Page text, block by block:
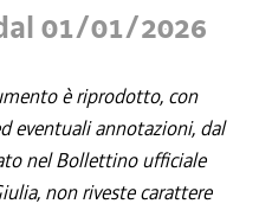
01/01/2026
è riprodotto, con
eventuali annotazioni, dal
nel Bollettino ufficiale
non riveste carattere